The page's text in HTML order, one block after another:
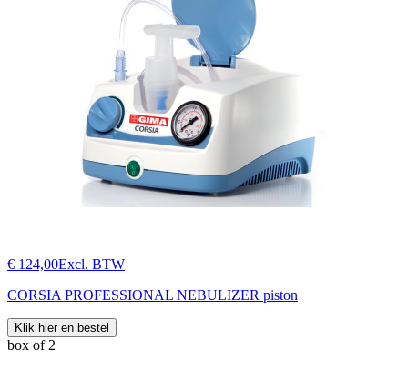
€ 124,00Excl. BTW
CORSIA PROFESSIONAL NEBULIZER piston
Klik hier en bestel
box of 2